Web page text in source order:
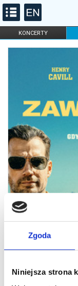
Zgoda
Niniejsza strona
KONCERTY
FILHARMONIA